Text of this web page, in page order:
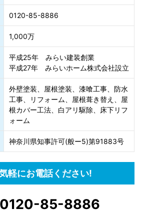
0120-85-8886
1,000万
平成25年 みらい建装創業
平成27年 みらいホーム株式会社設立
外壁塗装、屋根塗装、漆喰工事、防水
工事、リフォーム、屋根葺き替え、屋
根カバー工法、白アリ駆除、床下リフ
ォーム
神奈川県知事許可(般ー5)第91883号
軽にお電話ください!
0120-85-8886